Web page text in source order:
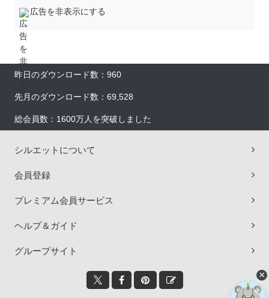
広告を非表示にする
昨日のダウンロード数：960
先月のダウンロード数：69,528
総会員数：1600万人を突破しました
シルエットについて
会員登録
プレミアム会員サービス
ヘルプ＆ガイド
グループサイト
×